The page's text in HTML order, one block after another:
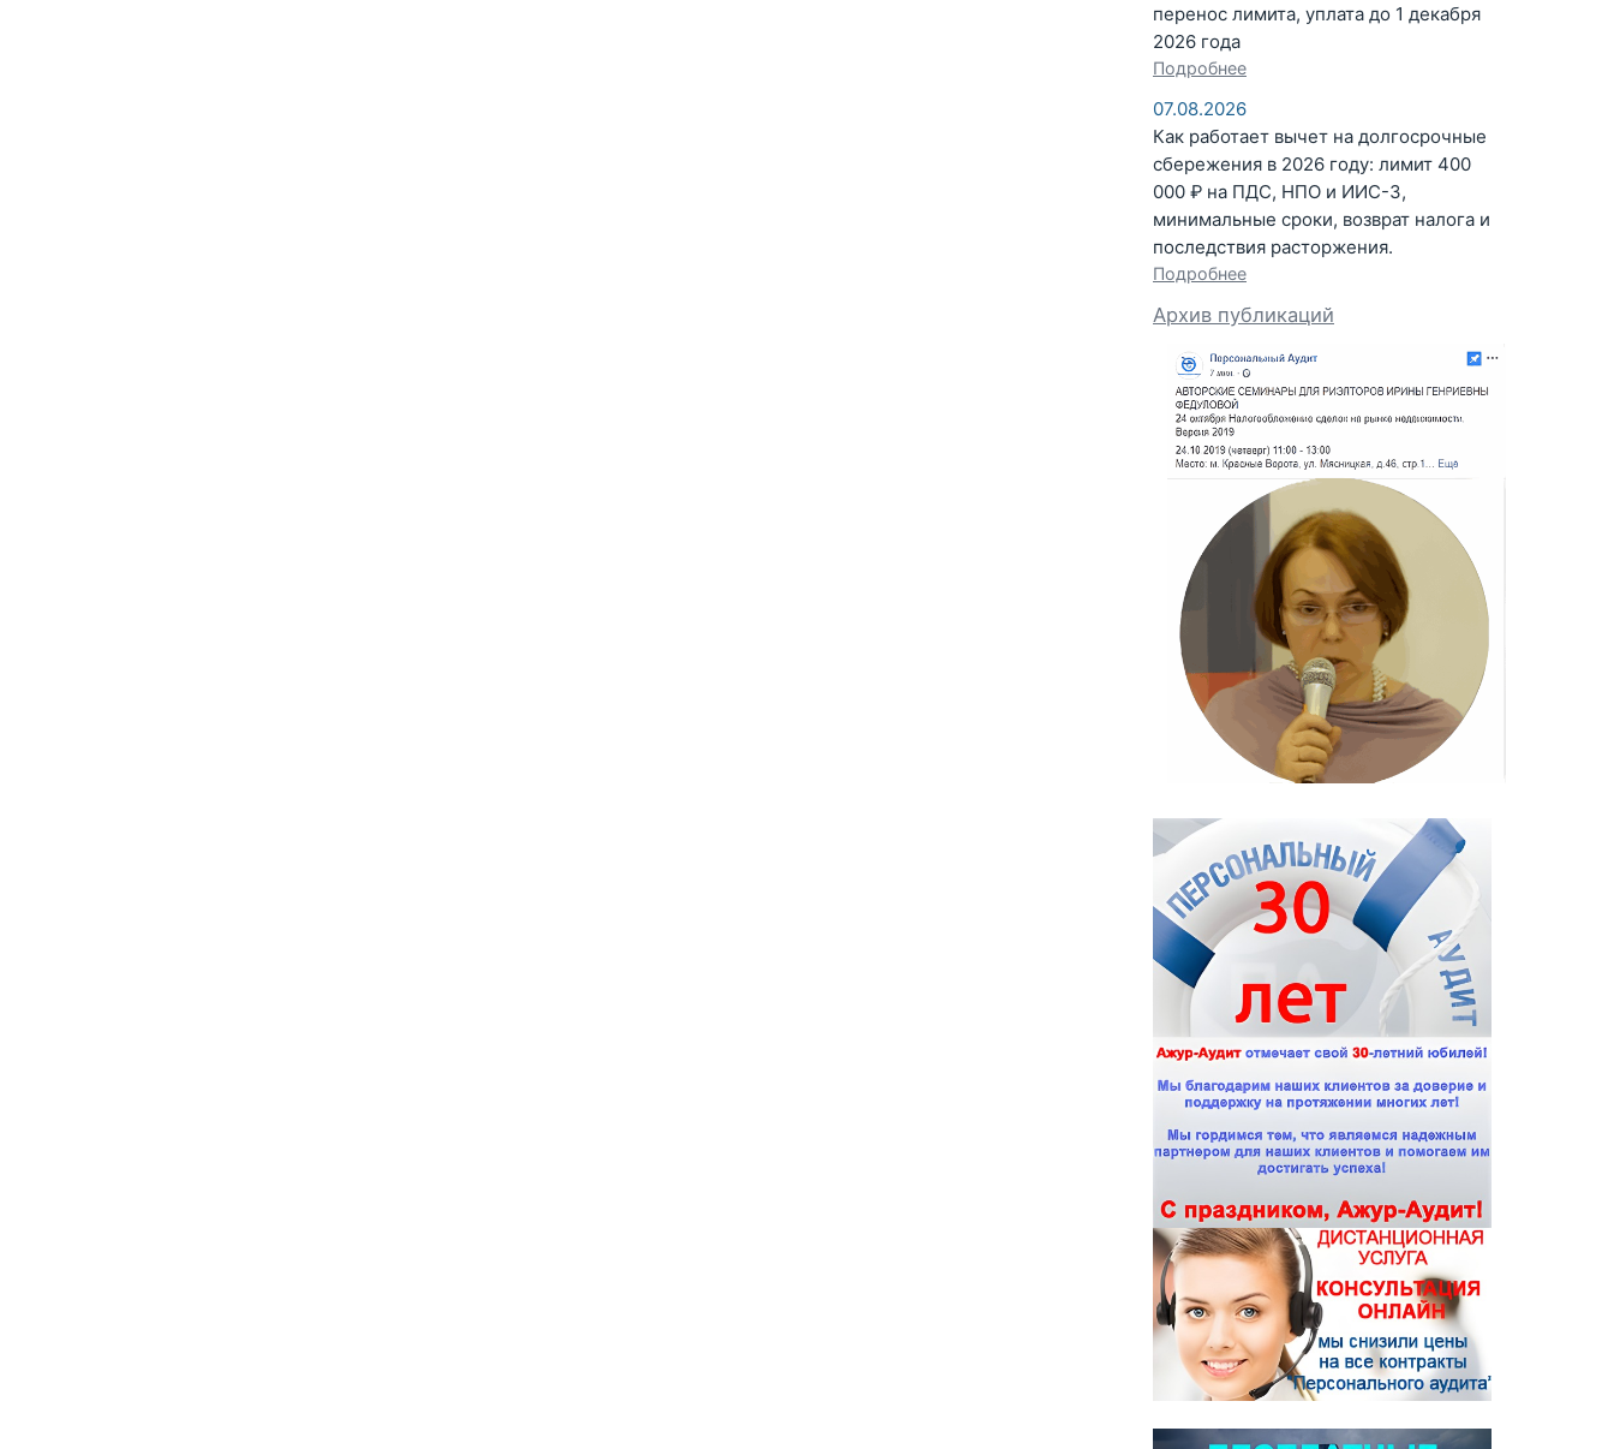
перенос лимита, уплата до 1 декабря
2026 года
Подробнее
07.08.2026
Как работает вычет на долгосрочные
сбережения в 2026 году: лимит 400
000 ₽ на ПДС, НПО и ИИС-3,
минимальные сроки, возврат налога и
последствия расторжения.
Подробнее
Архив публикаций